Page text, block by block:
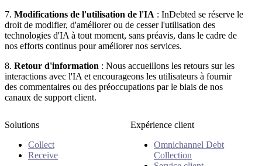
7. Modifications de l'utilisation de l'IA : InDebted se réserve le
droit de modifier, d'améliorer ou de cesser l'utilisation des
technologies d'IA à tout moment, sans préavis, dans le cadre de
nos efforts continus pour améliorer nos services.
8. Retour d'information : Nous accueillons les retours sur les
interactions avec l'IA et encourageons les utilisateurs à fournir
des commentaires ou des préoccupations par le biais de nos
canaux de support client.
Solutions
Collect
Receive
Expérience client
Omnichannel Debt
Collection